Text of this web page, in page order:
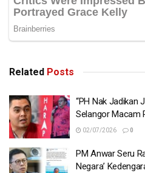
Related Posts
“PH Nak Jadikan
Selangor Macam
02/07/2026 0
PM Anwar Seru
Negara’